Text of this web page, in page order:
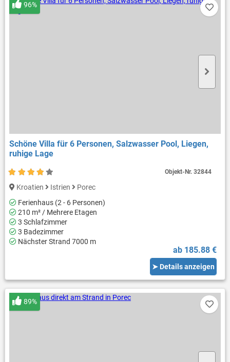
Schöne Villa für 6 Personen, Salzwasser Pool, Liegen,
ruhige Lage
96%
Kroatien Istrien
Porec
Ferienhaus (2 - 6 Personen)
210 m² / Mehrere Etagen
3 Schlafzimmer
3 Badezimmer
Nächster Strand 7000 m
ab 185.88 €
➤ Details anzeigen
Objekt-Nr.32844
89%